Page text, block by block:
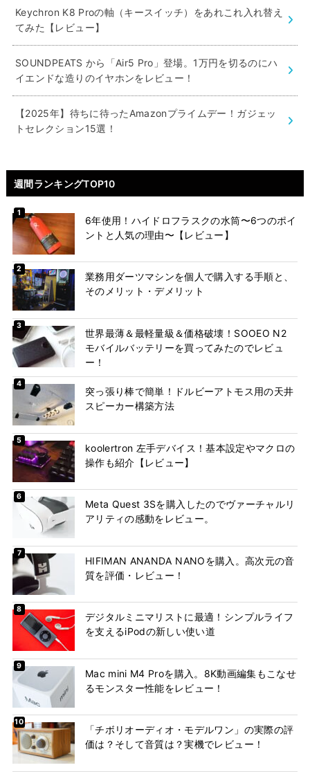
Keychron K8 Proの軸（キースイッチ）をあれこれ入れ替え
てみた【レビュー】
SOUNDPEATS から「Air5 Pro」登場。1万円を切るのにハ
イエンドな造りのイヤホンをレビュー！
【2025年】待ちに待ったAmazonプライムデー！ガジェッ
トセレクション15選！
週間ランキングTOP10
6年使用！ハイドロフラスクの水筒〜6つのポイ
ントと人気の理由〜【レビュー】
業務用ダーツマシンを個人で購入する手順と、
そのメリット・デメリット
世界最薄＆最軽量級＆価格破壊！SOOEO N2
モバイルバッテリーを買ってみたのでレビュ
ー！
突っ張り棒で簡単！ドルビーアトモス用の天井
スピーカー構築方法
koolertron 左手デバイス！基本設定やマクロの
操作も紹介【レビュー】
Meta Quest 3Sを購入したのでヴァーチャルリ
アリティの感動をレビュー。
HIFIMAN ANANDA NANOを購入。高次元の音
質を評価・レビュー！
デジタルミニマリストに最適！シンプルライフ
を支えるiPodの新しい使い道
Mac mini M4 Proを購入。8K動画編集もこなせ
るモンスター性能をレビュー！
「チボリオーディオ・モデルワン」の実際の評
価は？そして音質は？実機でレビュー！